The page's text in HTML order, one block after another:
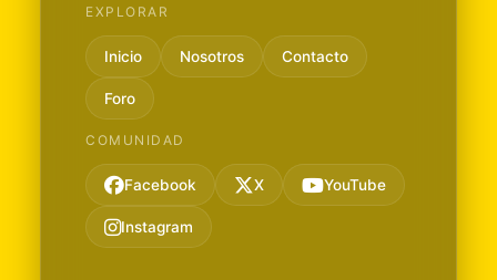
EXPLORAR
Inicio Nosotros Contacto
Foro
COMUNIDAD
Facebook X YouTube
Instagram